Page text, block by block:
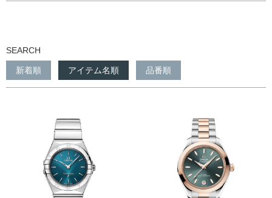
SEARCH
新着順 アイテム名順 品番順